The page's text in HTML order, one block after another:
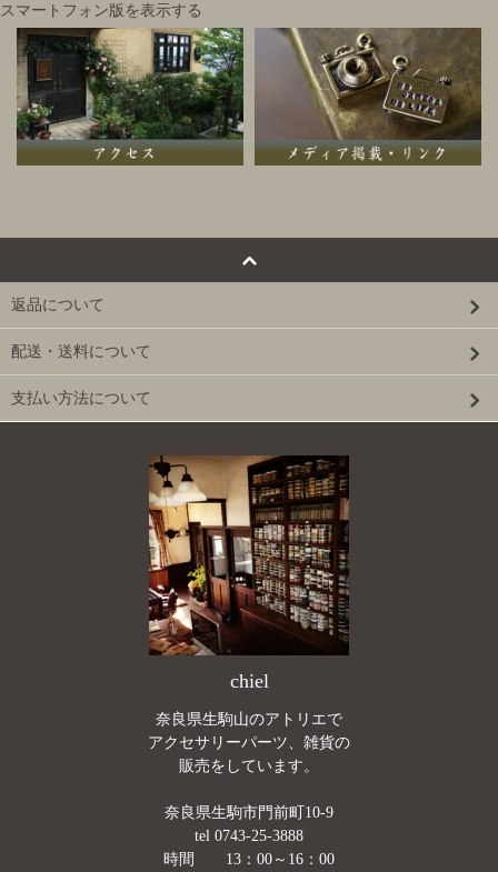
スマートフォン版を表示する
返品について
配送・送料について
支払い方法について
chiel
奈良県生駒山のアトリエで
アクセサリーパーツ、雑貨の
販売をしています。
奈良県生駒市門前町10-9
tel 0743-25-3888
時間 13：00～16：00